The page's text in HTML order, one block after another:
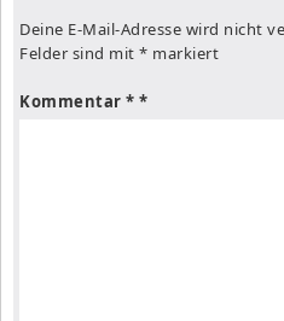
Deine E-Mail-Adresse wird nicht
Felder sind mit * markiert
Kommentar *